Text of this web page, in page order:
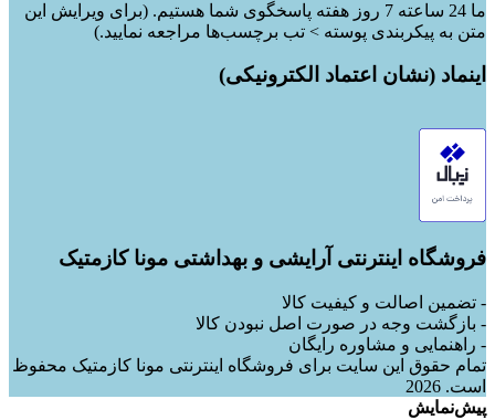
ما 24 ساعته 7 روز هفته پاسخگوی شما هستیم. (برای ویرایش این
متن به پیکربندی پوسته > تب برچسب‌ها مراجعه نمایید.)
اینماد (نشان اعتماد الکترونیکی)
فروشگاه اینترنتی آرایشی و بهداشتی مونا کازمتیک
- تضمین اصالت و کیفیت کالا
- بازگشت وجه در صورت اصل نبودن کالا
- راهنمایی و مشاوره رایگان
تمام حقوق این سایت برای فروشگاه اینترنتی مونا کازمتیک محفوظ
است. 2026
پیش‌نمایش